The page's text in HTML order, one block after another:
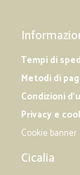
Tempi di
Metodi di
Condizioni
Privacy e
Cookie banner
Cicalia